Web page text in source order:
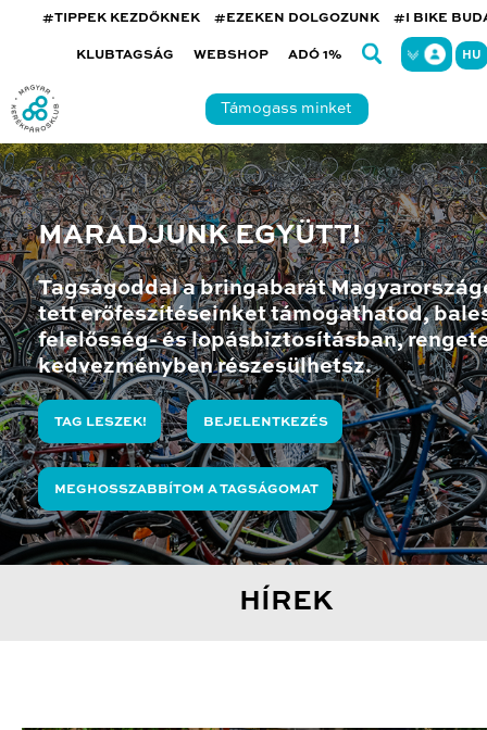
#TIPPEK KEZDŐKNEK #EZEKEN DOLGOZUNK #I BIKE
KLUBTAGSÁG WEBSHOP ADÓ 1% HU
Támogass minket
MARADJUNK EGYÜTT!
Tagságoddal a bringabarát
tett erőfeszítéseinket támogathatod,
felelősség- és lopásbiztosításban,
kedvezményben részesülhetsz.
TAG LESZEK! BEJELENTKEZÉS
MEGHOSSZABBÍTOM A TAGSÁGOMAT
HÍREK